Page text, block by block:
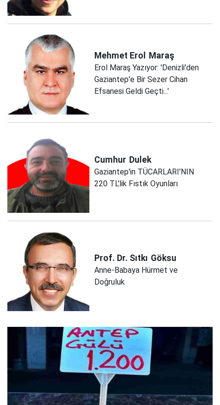
Mehmet Erol Maraş
Erol Maraş Yazıyor: 'Denizli'den
Gaziantep'e Bir Sezer Cihan
Efsanesi Geldi Geçti...'
Cumhur Dulek
Gaziantep'in TÜCARLARI'NIN
220 TL'lik Fıstık Oyunları
Prof. Dr. Sıtkı Göksu
Anne-Babaya Hürmet ve
Doğruluk